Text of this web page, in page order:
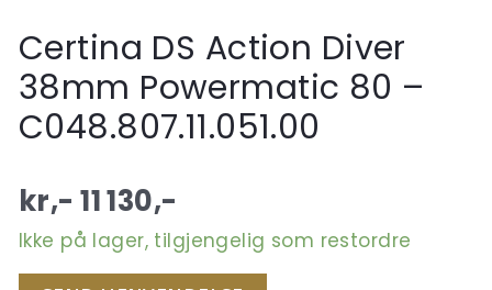
Certina DS Action Diver
38mm Powermatic 80 –
C048.807.11.051.00
kr,- 11 130,-
Ikke på lager, tilgjengelig som restordre